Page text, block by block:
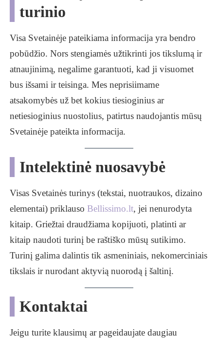
turinio
Visa Svetainėje pateikiama informacija yra bendro
pobūdžio. Nors stengiamės užtikrinti jos tikslumą ir
atnaujinimą, negalime garantuoti, kad ji visuomet
bus išsami ir teisinga. Mes neprisiimame
atsakomybės už bet kokius tiesioginius ar
netiesioginius nuostolius, patirtus naudojantis mūsų
Svetainėje pateikta informacija.
Intelektinė nuosavybė
Visas Svetainės turinys (tekstai, nuotraukos, dizaino
elementai) priklauso Bellissimo.lt, jei nenurodyta
kitaip. Griežtai draudžiama kopijuoti, platinti ar
kitaip naudoti turinį be raštiško mūsų sutikimo.
Turinį galima dalintis tik asmeniniais, nekomerciniais
tikslais ir nurodant aktyvią nuorodą į šaltinį.
Kontaktai
Jeigu turite klausimų ar pageidaujate daugiau